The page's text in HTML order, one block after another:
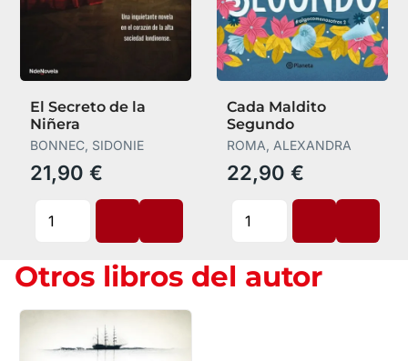
El Secreto de la
Niñera
BONNEC, SIDONIE
21,90 €
Cada Maldito
Segundo
ROMA, ALEXANDRA
22,90 €
Otros libros del autor